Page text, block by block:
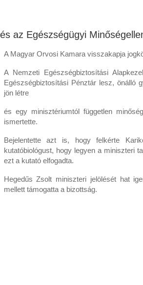
és az Egészségügyi
A Magyar Orvosi Kamara visszakapja
A Nemzeti Egészségbiztosítási
Egészségbiztosítási Pénztár lesz, önálló
jön létre
és egy minisztériumtól független
ismertette.
Bejelentette azt is, hogy felkérte
kutatóbiológust, hogy legyen a miniszteri
ezt a kutató elfogadta.
Hegedűs Zsolt miniszteri jelölését hat
mellett támogatta a bizottság.